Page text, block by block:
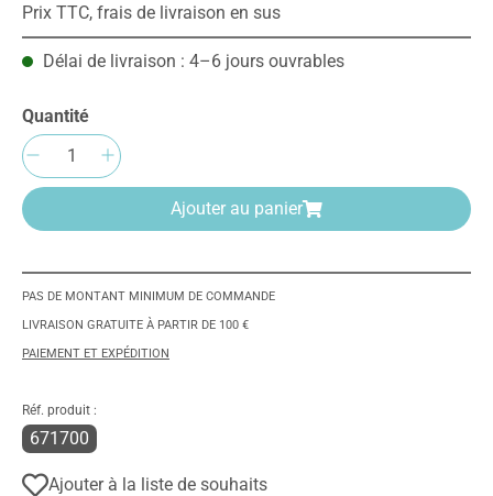
Prix TTC, frais de livraison en sus
Délai de livraison : 4–6 jours ouvrables
Quantité
Quantité de produit : Entrez la quantité
Ajouter au panier
PAS DE MONTANT MINIMUM DE COMMANDE
LIVRAISON GRATUITE À PARTIR DE 100 €
PAIEMENT ET EXPÉDITION
Réf. produit :
671700
Ajouter à la liste de souhaits